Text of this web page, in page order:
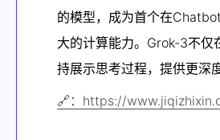
的模型，成为首个在
大的计算能力。Grok-3不仅
持展示思考过程，提供更深
🔗：https://